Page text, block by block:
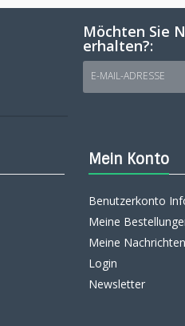
Möchten Sie
erhalten?:
E-MAIL-ADRESSE
Mein Konto
Benutzerkonto
Meine
Meine
Login
Newsletter